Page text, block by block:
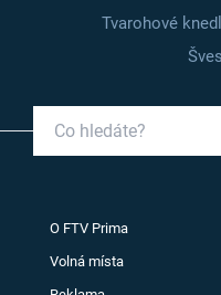
Tvarohové
O FTV Prima
Volná místa